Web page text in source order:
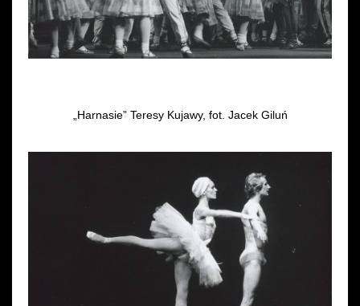
„Harnasie” Teresy Kujawy, fot. Jacek Giluń